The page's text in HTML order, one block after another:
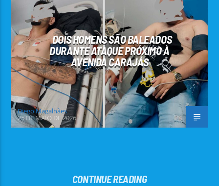
DOIS HOMENS SÃO BALEADOS
DURANTE ATAQUE PRÓXIMO À
AVENIDA CARAJÁS
Diego Magalhães
25 DE MAIO DE 2026
CONTINUE READING